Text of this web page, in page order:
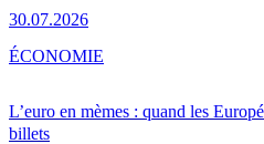
30.07.2026
L’euro en mèmes : quand les
billets
ÉCONOMIE